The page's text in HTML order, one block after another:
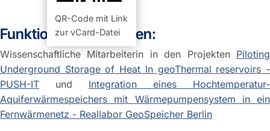
QR-Code mit Link
zur vCard-Datei
Funktion und Aufgaben:
Wissenschaftliche Mitarbeiterin in den Projekten Piloting
Underground Storage of Heat In geoThermal reservoirs -
PUSH-IT und Integration eines Hochtemperatur-
Aquiferwärmespeichers mit Wärmepumpensystem in ein
Fernwärmenetz - Reallabor GeoSpeicher Berlin